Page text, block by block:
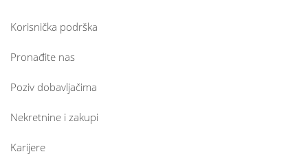
Korisnička podrška
Pronađite nas
Poziv dobavljačima
Nekretnine i zakupi
Karijere